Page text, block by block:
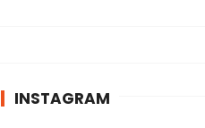
INSTAGRAM